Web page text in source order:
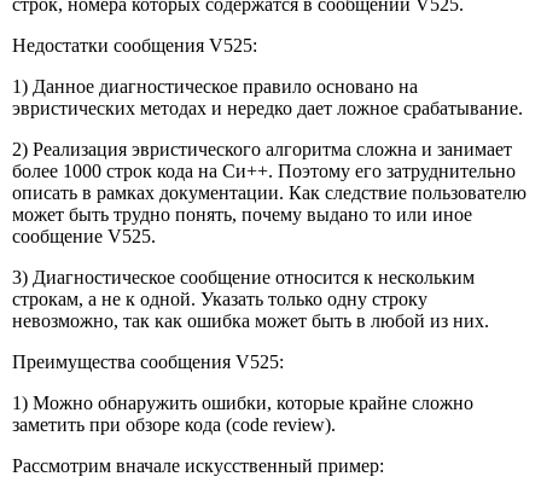
Недостатки сообщения V525:
1) Данное диагностическое правило основано на
эвристических методах и нередко дает ложное срабатывание.
2) Реализация эвристического алгоритма сложна и занимает
более 1000 строк кода на Си++. Поэтому его затруднительно
описать в рамках документации. Как следствие пользователю
может быть трудно понять, почему выдано то или иное
сообщение V525.
3) Диагностическое сообщение относится к нескольким
строкам, а не к одной. Указать только одну строку
невозможно, так как ошибка может быть в любой из них.
Преимущества сообщения V525:
1) Можно обнаружить ошибки, которые крайне сложно
заметить при обзоре кода (code review).
Рассмотрим вначале искусственный пример: